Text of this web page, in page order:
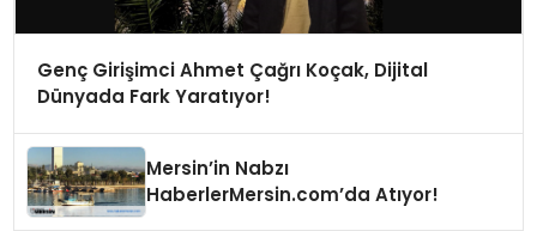
Genç Girişimci Ahmet Çağrı Koçak, Dijital
Dünyada Fark Yaratıyor!
Mersin’in Nabzı
HaberlerMersin.com’da Atıyor!